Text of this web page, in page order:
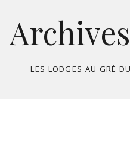
LES LODGES AU GRÉ